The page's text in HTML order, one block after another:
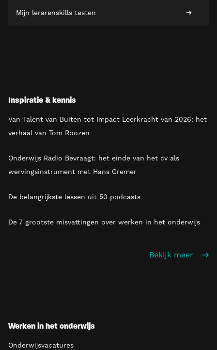
Mijn lerarenskills testen
Inspiratie & kennis
Van Talent van Buiten tot Impact Leerkracht van 2026: het
verhaal van Tom Roozen
Onderwijs Radio Bevraagt: het einde van het cv als
wervingsinstrument met Hans Cremer
De belangrijkste lessen uit 50 podcasts
De 7 grootste misvattingen over werken in het onderwijs
Bekijk meer
Werken in het onderwijs
Onderwijsvacatures